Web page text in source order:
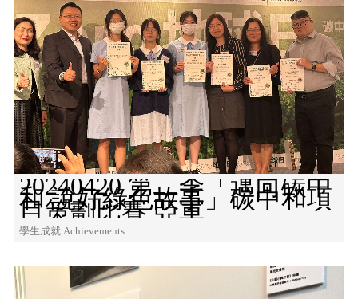
20240420 第二季「邁向碳中
和 說好綠色故事」碳中和項
目策劃比賽 亞軍
學生成就 Achievements